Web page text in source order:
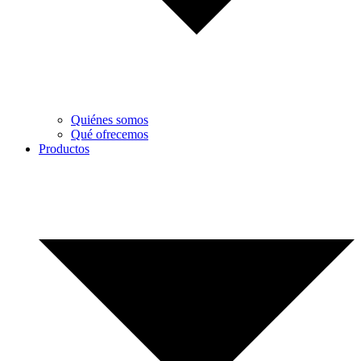
Quiénes somos
Qué ofrecemos
Productos